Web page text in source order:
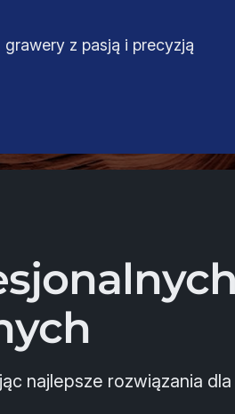
z pasją i precyzją
najlepsze rozwiązania dla